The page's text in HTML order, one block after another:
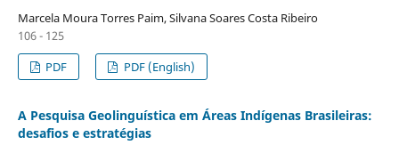
Marcela Moura Torres Paim, Silvana Soares Costa Ribeiro
106 - 125
PDF
PDF (English)
A Pesquisa Geolinguística em Áreas Indígenas Brasileiras:
desafios e estratégias